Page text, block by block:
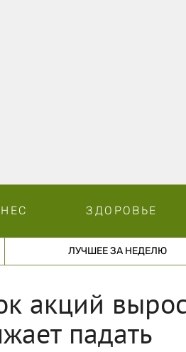
ЗДОРОВЬЕ
ЛУЧШЕЕ ЗА НЕДЕЛЮ
акций
падать